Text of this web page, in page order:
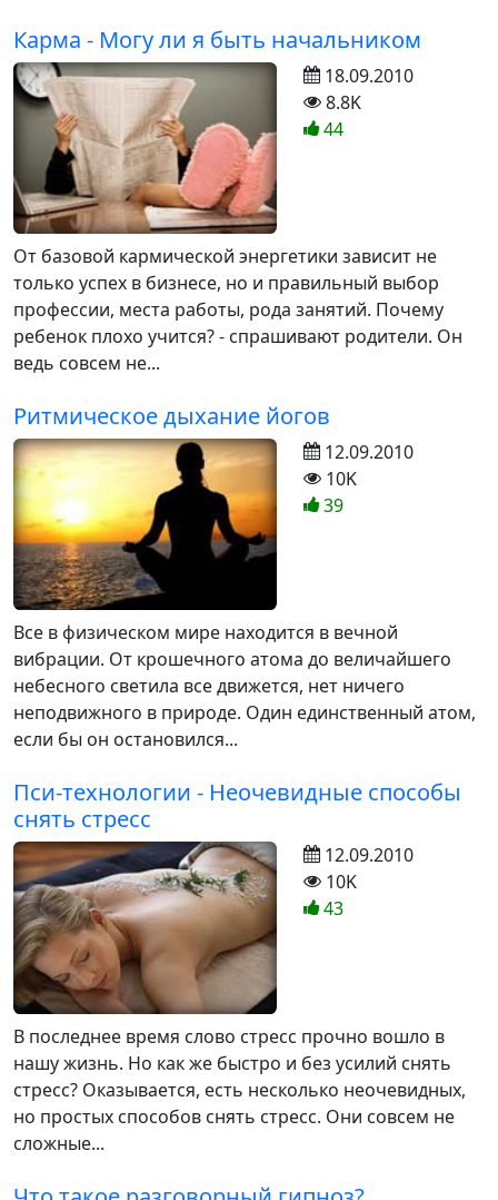
Карма - Могу ли я быть начальником
От базовой кармической энергетики зависит не
только успех в бизнесе, но и правильный выбор
профессии, места работы, рода занятий. Почему
ребенок плохо учится? - спрашивают родители. Он
ведь совсем не...
18.09.2010
8.8K
44
Ритмическое дыхание йогов
Все в физическом мире находится в вечной
вибрации. От крошечного атома до величайшего
небесного светила все движется, нет ничего
неподвижного в природе. Один единственный атом,
если бы он остановился...
12.09.2010
10K
39
Пси-технологии - Неочевидные способы
снять стресс
В последнее время слово стресс прочно вошло в
нашу жизнь. Но как же быстро и без усилий снять
стресс? Оказывается, есть несколько неочевидных,
но простых способов снять стресс. Они совсем не
сложные...
12.09.2010
10K
43